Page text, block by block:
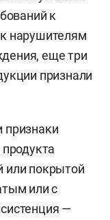
к
нарушителям
еще три
признали
признаки
или покрытой
или с
—